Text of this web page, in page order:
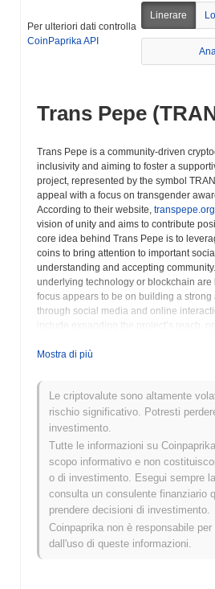
Per ulteriori dati controlla
CoinPaprika API
Linerare
Trans Pepe
Trans Pepe is a community-driven
inclusivity and aiming to foster a
project, represented by the symbol
appeal with a focus on transgender
According to their website, transpepe.org
vision of unity and aims to contribute
core idea behind Trans Pepe is to
coins to bring attention to important
understanding and accepting
underlying technology or blockchain are
focus appears to be on building a
through social media and online
include expanding the project’s reach,
investors should conduct thorough
on community and social impact. The
continued engagement of its community
mission into tangible actions and
cryptocurrency space. As a relatively
establish itself as a symbol of inclusion
of digital currencies and meme coins.
Trans Pepe (TRANS)
e Approfondimenti sul
Dove posso acquistare
Mostra di più
Le criptovalute sono altamente
rischio significativo. Potresti
investimento.
Tutte le informazioni su
scopo informativo e non
o di investimento. Esegui sempre
consulta un consulente finanziario
prendere decisioni di investimento.
Coinpaprika non è responsabile
dall'uso di queste informazioni.